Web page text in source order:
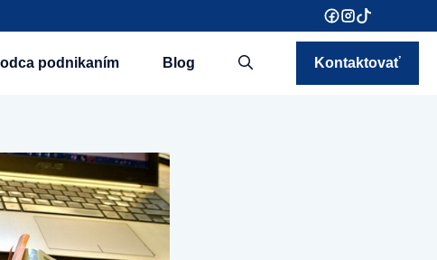
podnikaním Blog Kontaktovať